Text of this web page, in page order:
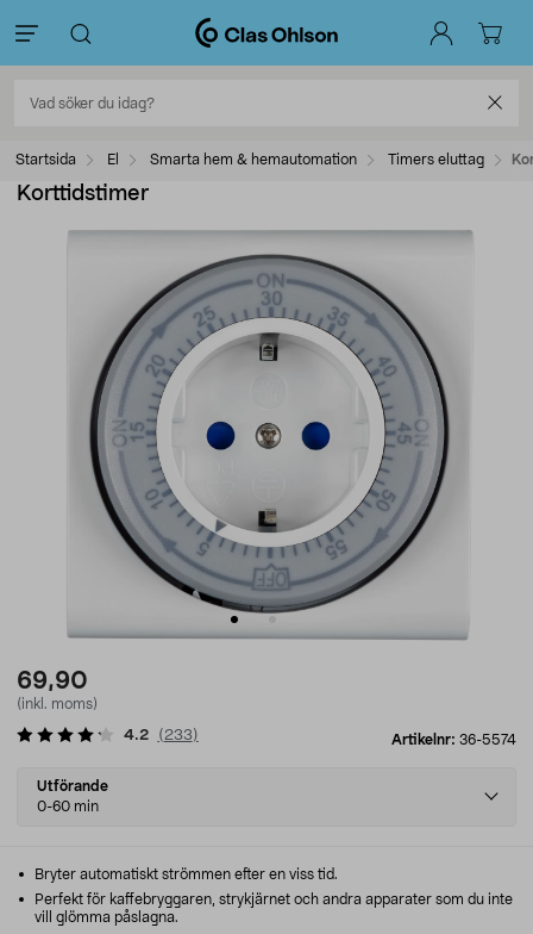
Startsida El Smarta hem & hemautomation Timers eluttag
Korttidstimer
69,90
(inkl. moms)
Artikelnr: 36-5574
4.2 ( 233)
Select
variant
Utförande
0-60 min
Bryter automatiskt strömmen efter en viss tid.
Perfekt för kaffebryggaren, strykjärnet och andra apparater som du inte
vill glömma påslagna.